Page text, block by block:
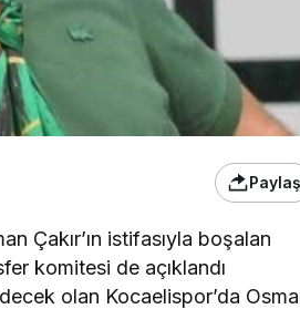
Paylaş
Çakır’ın istifasıyla boşalan
komitesi de açıklandı
olan Kocaelispor’da